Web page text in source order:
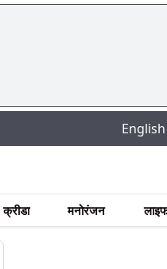
English
क्रीडा मनोरंजन